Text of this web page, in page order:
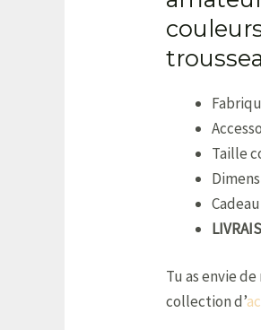
Taille
Tu as envie
collection d’